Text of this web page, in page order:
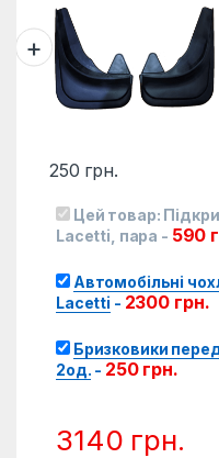
250 грн.
Цей товар:
Lacetti, пара - 590
Автомобільні
Lacetti - 2300 грн.
Бризковики
2од. - 250 грн.
3140 грн.